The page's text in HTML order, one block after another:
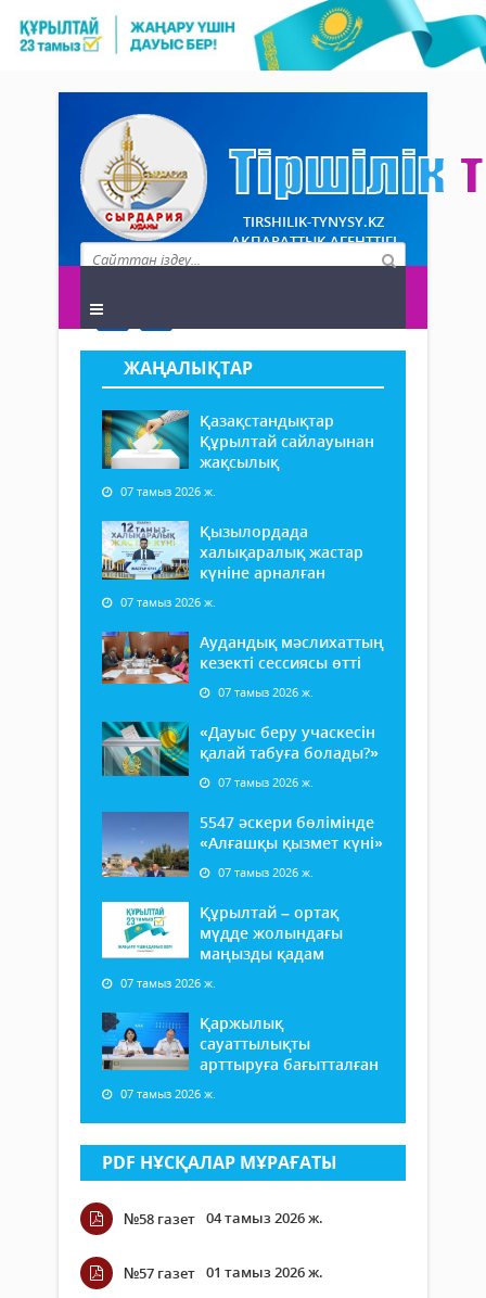
TIRSHILIK-TYNYSY.KZ
АҚПАРАТТЫҚ АГЕНТТІГІ
ЖАҢАЛЫҚТАР
Қазақстандықтар
Құрылтай сайлауынан
жақсылық
07 тамыз 2026 ж.
Қызылордада
халықаралық жастар
күніне арналған
07 тамыз 2026 ж.
Аудандық мәслихаттың
кезекті сессиясы өтті
07 тамыз 2026 ж.
«Дауыс беру учаскесін
қалай табуға болады?»
07 тамыз 2026 ж.
5547 әскери бөлімінде
«Алғашқы қызмет күні»
07 тамыз 2026 ж.
Құрылтай – ортақ
мүдде жолындағы
маңызды қадам
07 тамыз 2026 ж.
Қаржылық
сауаттылықты
арттыруға бағытталған
07 тамыз 2026 ж.
PDF НҰСҚАЛАР МҰРАҒАТЫ
№58 газет 04 тамыз 2026 ж.
№57 газет 01 тамыз 2026 ж.